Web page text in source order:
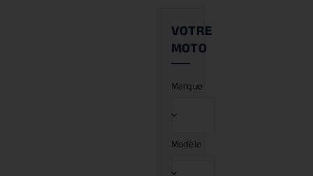
Marque
Modèle